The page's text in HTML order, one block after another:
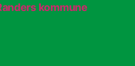
kommune